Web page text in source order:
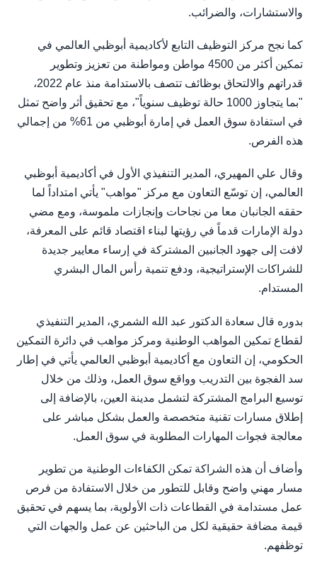
والاستشارات، والضرائب.
كما نجح مركز التوظيف التابع لأكاديمية أبوظبي العالمي في
تمكين أكثر من 4500 مواطن ومواطنة من تعزيز وتطوير
قدراتهم والالتحاق بوظائف تتصف بالاستدامة منذ عام 2022،
"بما يتجاوز 1000 حالة توظيف سنوياً"، مع تحقيق أثر واضح تمثل
في استفادة سوق العمل في إمارة أبوظبي من 61% من إجمالي
هذه الفرص.
وقال علي المهيري، المدير التنفيذي الأول في أكاديمية أبوظبي
العالمي، إن توسّع التعاون مع مركز "مواهب" يأتي امتداداً لما
حققه الجانبان معا من نجاحات وإنجازات ملموسة، ومع مضي
دولة الإمارات قدماً في رؤيتها لبناء اقتصاد قائم على المعرفة،
لافت إلى جهود الجانبين المشتركة في إرساء معايير جديدة
للشراكات الإستراتيجية، ودفع تنمية رأس المال البشري
المستدام.
بدوره قال سعادة الدكتور عبد الله الشمري، المدير التنفيذي
لقطاع تمكين المواهب الوطنية ومركز مواهب في دائرة التمكين
الحكومي، إن التعاون مع أكاديمية أبوظبي العالمي يأتي في إطار
سد الفجوة بين التدريب وواقع سوق العمل، وذلك من خلال
توسيع البرامج المشتركة لتشمل مدينة العين، بالإضافة إلى
إطلاق مسارات تقنية متخصصة والعمل بشكل مباشر على
معالجة فجوات المهارات المطلوبة في سوق العمل.
وأضاف أن هذه الشراكة تمكن الكفاءات الوطنية من تطوير
مسار مهني واضح وقابل للتطور من خلال الاستفادة من فرص
عمل مستدامة في القطاعات ذات الأولوية، بما يسهم في تحقيق
قيمة مضافة حقيقية لكل من الباحثين عن عمل والجهات التي
توظفهم.